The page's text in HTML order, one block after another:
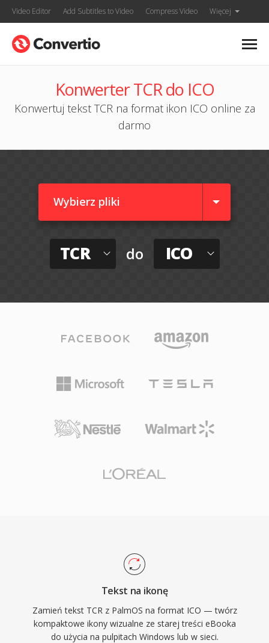
Video Editor Add Subtitles to Video Compress Video Więcej
Konwerter TCR do ICO
Konwertuj tekst TCR na format ikon ICO online za
darmo
Wybierz pliki
TCR do ICO
Tekst na ikonę
Zamień tekst TCR z PalmOS na format ICO — twórz
kompaktowe ikony wizualne ze starej treści eBooka
do użycia na pulpitach Windows lub w sieci.